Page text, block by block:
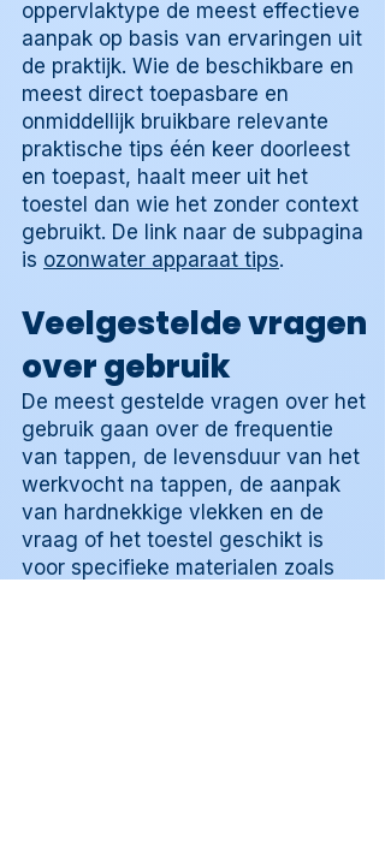
oppervlaktype de meest effectieve
aanpak op basis van ervaringen uit
de praktijk. Wie de beschikbare en
meest direct toepasbare en
onmiddellijk bruikbare relevante
praktische tips één keer doorleest
en toepast, haalt meer uit het
toestel dan wie het zonder context
gebruikt. De link naar de subpagina
is ozonwater apparaat tips.
Veelgestelde vragen
over gebruik
De meest gestelde vragen over het
gebruik gaan over de frequentie
van tappen, de levensduur van het
werkvocht na tappen, de aanpak
van hardnekkige vlekken en de
vraag of het toestel geschikt is
voor specifieke materialen zoals